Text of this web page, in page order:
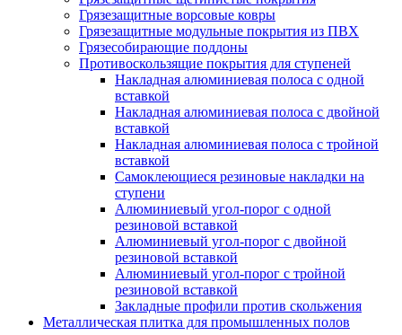
Грязезащитные ворсовые ковры
Грязезащитные модульные покрытия из ПВХ
Грязесобирающие поддоны
Противоскользящие покрытия для ступеней
Накладная алюминиевая полоса с одной
вставкой
Накладная алюминиевая полоса с двойной
вставкой
Накладная алюминиевая полоса с тройной
вставкой
Самоклеющиеся резиновые накладки на
ступени
Алюминиевый угол-порог с одной
резиновой вставкой
Алюминиевый угол-порог с двойной
резиновой вставкой
Алюминиевый угол-порог с тройной
резиновой вставкой
Закладные профили против скольжения
Металлическая плитка для промышленных полов